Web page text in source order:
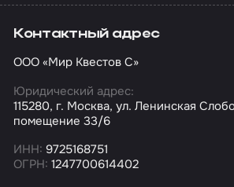
Контактный адрес
ООО «Мир Квестов С»
Юридический адрес:
115280, г. Москва, ул. Ленинская
помещение 33/6
ИНН: 9725168751
ОГРН: 1247700614402